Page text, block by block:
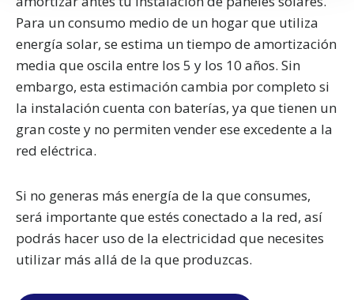
consentimiento en cualquier momento en la Declaración
de cookies.
Nettbureau utiliza cookies propias y de terceros con fines
preferencias.
Puedes aceptar todas las cookies pulsando
"Aceptar". Para rechazar las cookies salvo las estrictamente
necesarias, pulsa "Rechazar".También puedes seleccionar
algunos tipos de cookies y pulsar "Permitir la selección" para
Para un consumo medio de un hogar que utiliza
energía solar, se estima un tiempo de amortización
media que oscila entre los 5 y los 10 años. Sin
embargo, esta estimación cambia por completo si
la instalación cuenta con baterías, ya que tienen un
gran coste y no permiten vender ese excedente a la
red eléctrica.
Si no generas más energía de la que consumes,
será importante que estés conectado a la red, así
podrás hacer uso de la electricidad que necesites
utilizar más allá de la que produzcas.